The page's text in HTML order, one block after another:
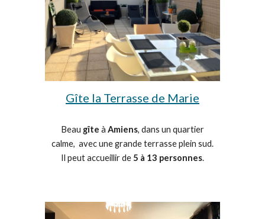
Gîte la Terrasse de Marie
Beau gîte à Amiens, dans un quartier
calme, avec une grande terrasse plein sud.
Il peut accueillir de 5 à 13 personnes.